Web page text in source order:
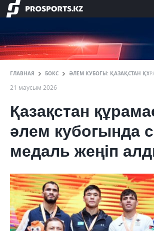
ГЛАВНАЯ БОКС ӘЛЕМ КУБОГЫ: ҚАЗАҚСТАН
21 маусым 2026
Қазақстан
әлем кубогында
медаль жеңіп